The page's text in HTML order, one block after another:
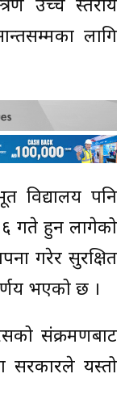
उच्च स्तरीय
लागि
विद्यालय पनि
६ गते हुन लागेको
गरेर सुरक्षित
भएको छ ।
संक्रमणबाट
सरकारले यस्तो